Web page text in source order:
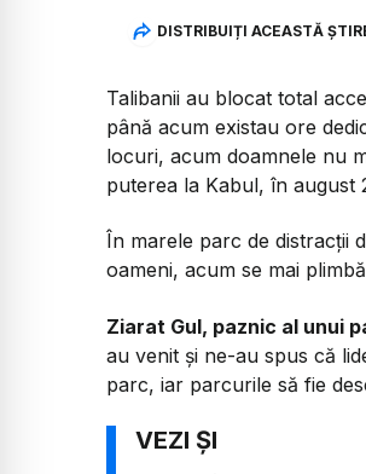
DISTRIBUIȚI ACEASTĂ
Talibanii au blocat total
până acum existau ore
locuri, acum doamnele nu
puterea la Kabul, în august
În marele parc de distracții
oameni, acum se mai
Ziarat Gul, paznic al unui
au venit și ne-au spus că
parc, iar parcurile să fie